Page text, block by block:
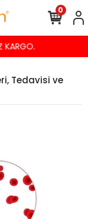
0
Tedavisi ve